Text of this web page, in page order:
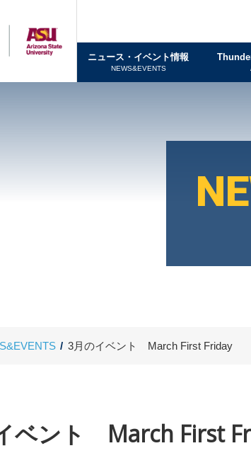
ニュース・イベント情報
NEWS&EVENTS
3月のイベント March First Friday
ベント March First